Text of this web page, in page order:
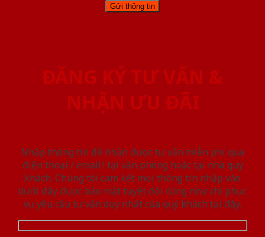
ĐĂNG KÝ TƯ VẤN &
NHẬN ƯU ĐÃI
Nhập thông tin để nhận được tư vấn miễn phí qua
điện thoại / email/ tại văn phòng hoặc tại nhà quý
khách. Chúng tôi cam kết mọi thông tin nhập vào
dưới đây được bảo mật tuyệt đối cũng như chỉ phục
vụ yêu cầu tư vấn duy nhất của quý khách tại đây.